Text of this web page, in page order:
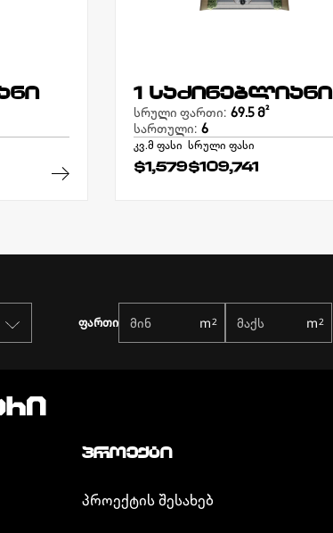
1 საძინებლიანი
სრული ფართი: 69.5 Მ²
სართული: 6
კვ.მ ფასი
$1,579
სრული ფასი
$109,741
ფართი
ᲞᲠᲝᲔᲥᲢᲘ
ᲞᲠᲝᲔᲥᲢᲘᲡ ᲨᲔᲡᲐᲮᲔᲑ